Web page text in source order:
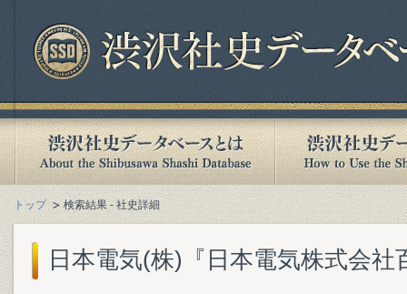
トップ 検索結果 - 社史詳細
日本電気(株)『日本電気株式会社